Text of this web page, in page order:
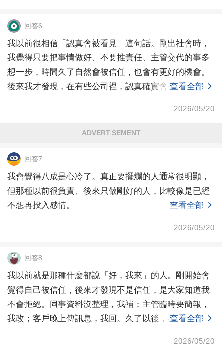
回答6
我以前很相信「認真會被看見」這句話。剛出社會時，
我覺得只要把事情做好、不要推責任、主管交代的事多
想一步，時間久了自然會被信任，也會有更好的機會。
後來我才發現，在有些公司裡，認真確實會被看見，但
查看全部
2026/05/20
ADVERTISEMENT
回答7
我會覺得八成是心冷了。真正要擺爛的人通常很明顯，
但那種以前很負責、後來只做剛好的人，比較像是已經
不想再投入感情。
查看全部
2026/05/20
回答8
我以前就是那種什麼都說「好，我來」的人。剛開始會
覺得自己被信任，後來才發現不是信任，是大家知道我
不會拒絕。同事資料沒整理，我補；主管臨時要簡報，
我改；客戶晚上傳訊息，我回。久了以後，我自己的工
查看全部
2026/05/20